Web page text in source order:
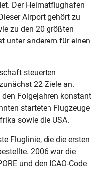
Der Heimatflughafen
Airport gehört zu
zu den 20 größten
unter anderem für einen
steuerten
22 Ziele an.
Folgejahren konstant
starteten Flugzeuge
sowie die USA.
Fluglinie, die die ersten
2006 war die
und den ICAO-Code